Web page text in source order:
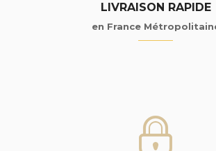
LIVRAISON RAPIDE
en France